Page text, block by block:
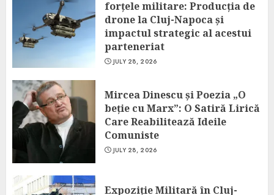
forțele militare: Producția de
drone la Cluj-Napoca și
impactul strategic al acestui
parteneriat
JULY 28, 2026
Mircea Dinescu și Poezia „O
beție cu Marx”: O Satiră Lirică
Care Reabilitează Ideile
Comuniste
JULY 28, 2026
Expoziție Militară în Cluj-